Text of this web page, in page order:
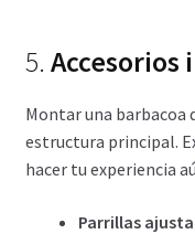
5. Accesorios
Montar una barbacoa
estructura principal.
hacer tu experiencia
Parrillas